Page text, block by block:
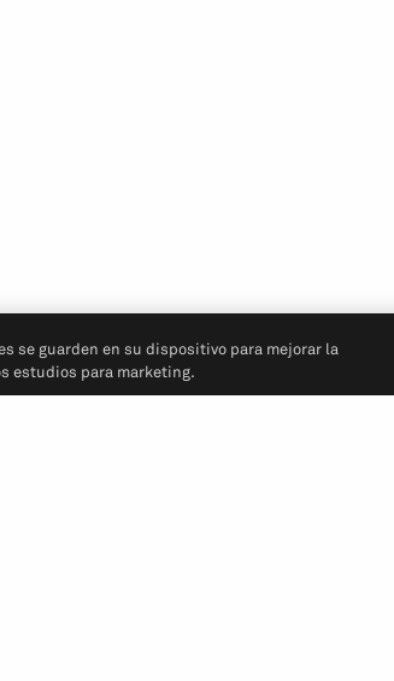
se guarden en su dispositivo para mejorar la
estudios para marketing.